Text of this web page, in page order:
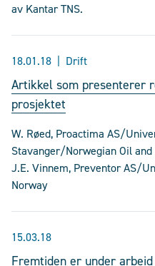
av Kantar TNS.
18.01.18 Drift
Artikkel som presenterer
prosjektet
W. Røed, Proactima AS/
Stavanger/Norwegian Oil and
J.E. Vinnem, Preventor AS/
Norway
15.03.18
Fremtiden er under arbeid